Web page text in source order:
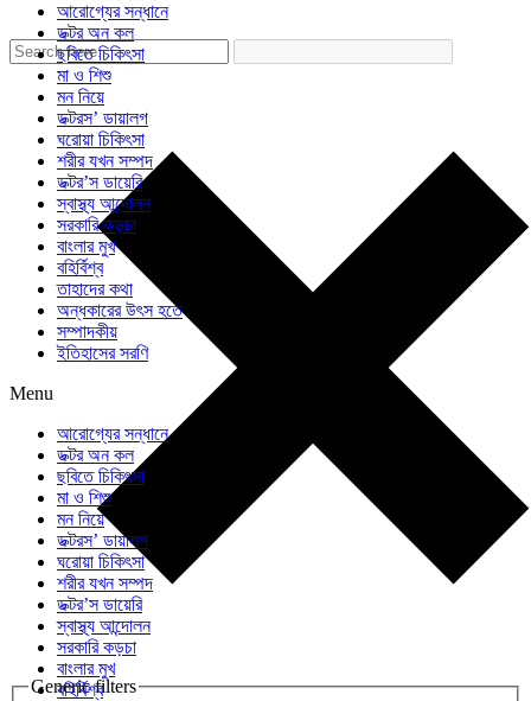
Generic filters
আরোগ্যের সন্ধানে
ডক্টর অন কল
ছবিতে চিকিৎসা
মা ও শিশু
মন নিয়ে
ডক্টরস’ ডায়ালগ
ঘরোয়া চিকিৎসা
শরীর যখন সম্পদ
ডক্টর’স ডায়েরি
স্বাস্থ্য আন্দোলন
সরকারি কড়চা
বাংলার মুখ
বহির্বিশ্ব
তাহাদের কথা
অন্ধকারের উৎস হতে
সম্পাদকীয়
ইতিহাসের সরণি
Menu
আরোগ্যের সন্ধানে
ডক্টর অন কল
ছবিতে চিকিৎসা
মা ও শিশু
মন নিয়ে
ডক্টরস’ ডায়ালগ
ঘরোয়া চিকিৎসা
শরীর যখন সম্পদ
ডক্টর’স ডায়েরি
স্বাস্থ্য আন্দোলন
সরকারি কড়চা
বাংলার মুখ
বহির্বিশ্ব